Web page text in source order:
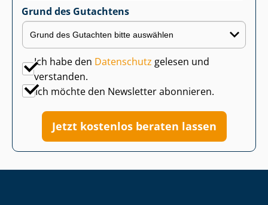
Grund des Gutachtens
Ich habe den Datenschutz gelesen und
verstanden.
Ich möchte den Newsletter abonnieren.
Jetzt kostenlos beraten lassen